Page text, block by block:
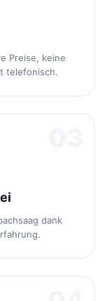
Preise, keine
telefonisch.
dank